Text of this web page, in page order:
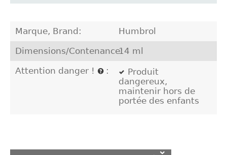
Marque, Brand: Humbrol
Dimensions/Contenance:14 ml
Attention danger ! :
Produit
dangereux,
maintenir hors de
portée des enfants